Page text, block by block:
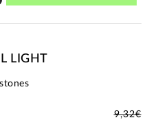
LIGHT
9,32€